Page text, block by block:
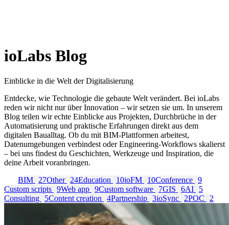
ioLabs Blog
Einblicke in die Welt der Digitalisierung
Entdecke, wie Technologie die gebaute Welt verändert. Bei ioLabs
reden wir nicht nur über Innovation – wir setzen sie um. In unserem
Blog teilen wir echte Einblicke aus Projekten, Durchbrüche in der
Automatisierung und praktische Erfahrungen direkt aus dem
digitalen Baualltag. Ob du mit BIM-Plattformen arbeitest,
Datenumgebungen verbindest oder Engineering-Workflows skalierst
– bei uns findest du Geschichten, Werkzeuge und Inspiration, die
deine Arbeit voranbringen.
BIM 27Other 24Education 10ioFM 10Conference 9
Custom scripts 9Web app 9Custom software 7GIS 6AI
5
Consulting
5Content creation 4Partnership 3ioSync 2POC 2